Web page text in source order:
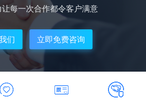
每一次合作都令客户满意
们 立即免费咨询